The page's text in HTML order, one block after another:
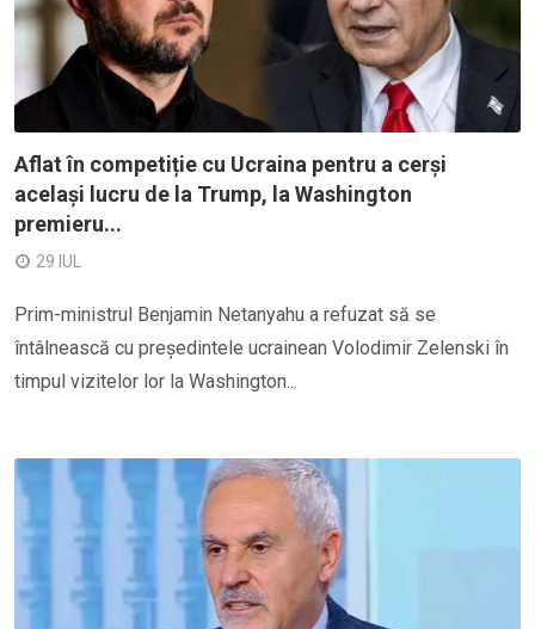
Aflat în competiție cu Ucraina pentru a cerși
același lucru de la Trump, la Washington
premieru...
29 IUL
Prim-ministrul Benjamin Netanyahu a refuzat să se
întâlnească cu președintele ucrainean Volodimir Zelenski în
timpul vizitelor lor la Washington...